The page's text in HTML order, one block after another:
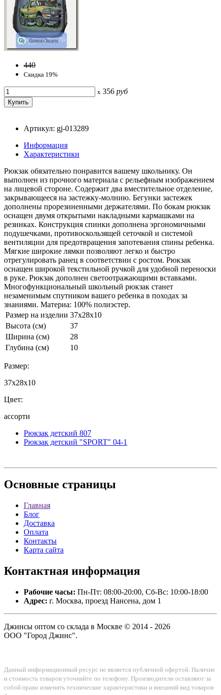
440
Скидка 19%
x 356 руб
Артикул: gj-013289
Информация
Характеристики
Рюкзак обязательно понравится вашему школьнику. Он
выполнен из прочного материала с рельефным изображением
на лицевой стороне. Содержит два вместительное отделение,
закрывающееся на застежку-молнию. Бегунки застежек
дополнены прорезиненными держателями. По бокам рюкзак
оснащен двумя открытыми накладными кармашками на
резинках. Конструкция спинки дополнена эргономичными
подушечками, противоскользящей сеточкой и системой
вентиляции для предотвращения запотевания спины ребенка.
Мягкие широкие лямки позволяют легко и быстро
отрегулировать ранец в соответствии с ростом. Рюкзак
оснащен широкой текстильной ручкой для удобной переноски
в руке. Рюкзак дополнен светоотражающими вставками.
Многофункциональный школьный рюкзак станет
незаменимым спутником вашего ребенка в походах за
знаниями. Материа: 100% полиэстер.
Размер на изделии 37x28x10
Высота (см)
37
Ширина (см)
28
Глубина (см)
10
Размер:
37x28x10
Цвет:
ассорти
Рюкзак детский 807
Рюкзак детский "SPORT" 04-1
Основные страницы
Главная
Блог
Доставка
Оплата
Контакты
Карта сайта
Контактная информация
Рабочие часы: Пн-Пт: 08:00-20:00, Сб-Вс: 10:00-18:00
Адрес: г. Москва, проезд Нансена, дом 1
Джинсы оптом со склада в Москве © 2014 - 2026
ООО "Город Джинс".
Данный информационный ресурс не является публичной офертой. Наличие
и стоимость товаров уточняйте по телефону. Производители оставляют за
собой право изменять технические характеристики и внешний вид товаров